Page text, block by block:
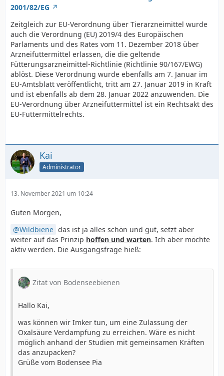
2001/82/EG
Zeitgleich zur EU-Verordnung über Tierarzneimittel wurde
auch die Verordnung (EU) 2019/4 des Europäischen
Parlaments und des Rates vom 11. Dezember 2018 über
Arzneifuttermittel erlassen, die die geltende
Fütterungsarzneimittel-Richtlinie (Richtlinie 90/167/EWG)
ablöst. Diese Verordnung wurde ebenfalls am 7. Januar im
EU-Amtsblatt veröffentlicht, tritt am 27. Januar 2019 in Kraft
und ist ebenfalls ab dem 28. Januar 2022 anzuwenden. Die
EU-Verordnung über Arzneifuttermittel ist ein Rechtsakt des
EU-Futtermittelrechts.
Kai
Administrator
13. November 2021 um 10:24
Guten Morgen,
Wildbiene das ist ja alles schön und gut, setzt aber
weiter auf das Prinzip hoffen und warten. Ich aber möchte
aktiv werden. Die Ausgangsfrage hieß:
Zitat von Bodenseebienen
Hallo Kai,
was können wir Imker tun, um eine Zulassung der
Oxalsäure Verdampfung zu erreichen. Wäre es nicht
möglich anhand der Studien mit gemeinsamen Kräften
das anzupacken?
Grüße vom Bodensee Pia